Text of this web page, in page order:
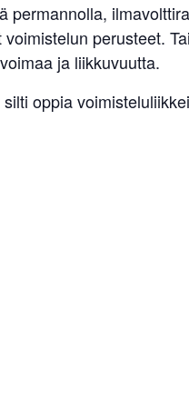
permannolla,
perusteet.
ja liikkuvuutta.
oppia